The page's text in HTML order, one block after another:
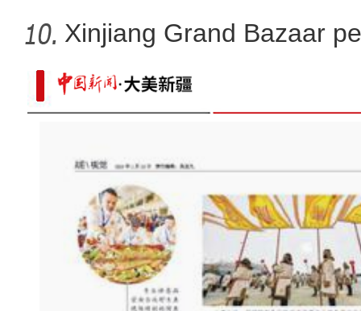
新疆乌伦古湖上演雪地
Xinjiang Grand Bazaar